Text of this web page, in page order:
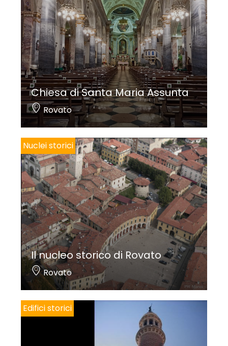
Chiesa di Santa Maria Assunta
Rovato
Nuclei storici
Il nucleo storico di Rovato
Rovato
Edifici storici